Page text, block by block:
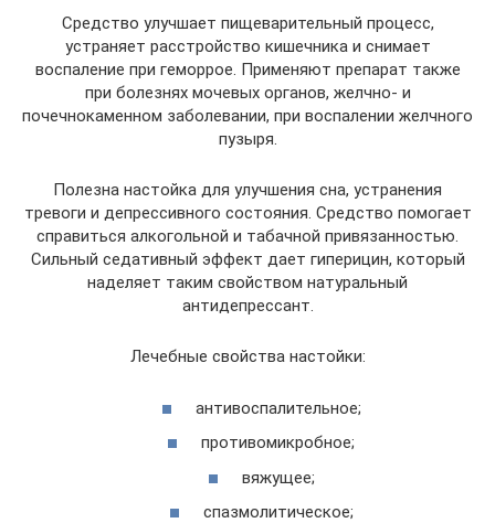
Средство улучшает пищеварительный процесс,
устраняет расстройство кишечника и снимает
воспаление при геморрое. Применяют препарат также
при болезнях мочевых органов, желчно- и
почечнокаменном заболевании, при воспалении желчного
пузыря.
Полезна настойка для улучшения сна, устранения
тревоги и депрессивного состояния. Средство помогает
справиться алкогольной и табачной привязанностью.
Сильный седативный эффект дает гиперицин, который
наделяет таким свойством натуральный
антидепрессант.
Лечебные свойства настойки:
антивоспалительное;
противомикробное;
вяжущее;
спазмолитическое;